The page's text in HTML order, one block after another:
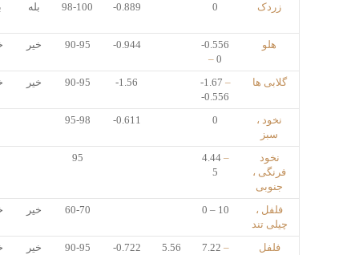
زردک 0
-0.889
98-100 بله
هلو
-0.556
– 0
-0.944
90-95 خیر
گلابی ها -1.67 –
-0.556
-1.56
90-95 خیر
نخود ،
سبز
0
-0.611
95-98
نخود
فرنگی ،
جنوبی
4.44 –
5
95
فلفل ،
چیلی تند
0 – 10
60-70 خیر
فلفل
7.22 –
5.56
-0.722
90-95 خیر